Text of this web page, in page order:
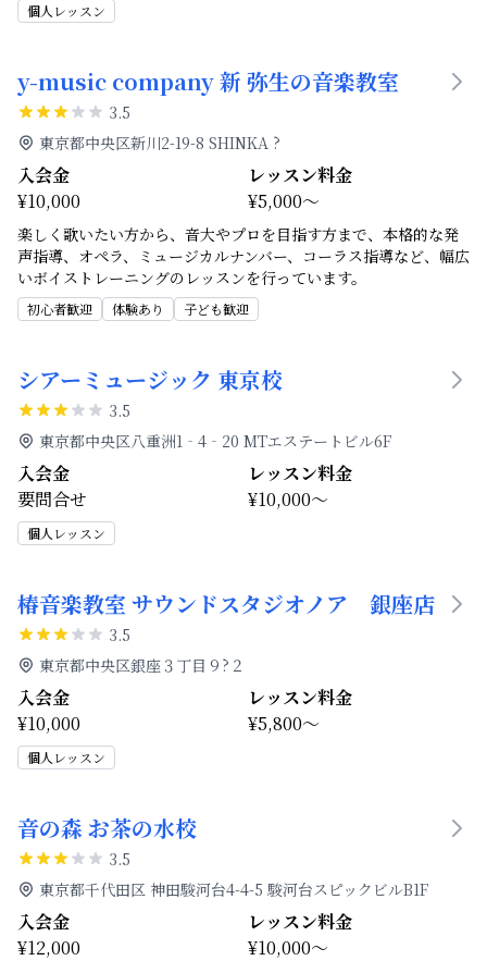
個人レッスン
y-music company 新 弥生の音楽教室
3.5
東京都中央区新川2-19-8 SHINKA ?
入会金
¥10,000
レッスン料金
¥5,000～
楽しく歌いたい方から、音大やプロを目指す方まで、本格的な発
声指導、オペラ、ミュージカルナンバー、コーラス指導など、幅広
いボイストレーニングのレッスンを行っています。
初心者歓迎 体験あり 子ども歓迎
シアーミュージック 東京校
3.5
東京都中央区八重洲1‐4‐20 MTエステートビル6F
入会金
要問合せ
レッスン料金
¥10,000～
個人レッスン
椿音楽教室 サウンドスタジオノア 銀座店
3.5
東京都中央区銀座３丁目９?２
入会金
¥10,000
レッスン料金
¥5,800～
個人レッスン
音の森 お茶の水校
3.5
東京都千代田区 神田駿河台4-4-5 駿河台スピックビルB1F
入会金
¥12,000
レッスン料金
¥10,000～